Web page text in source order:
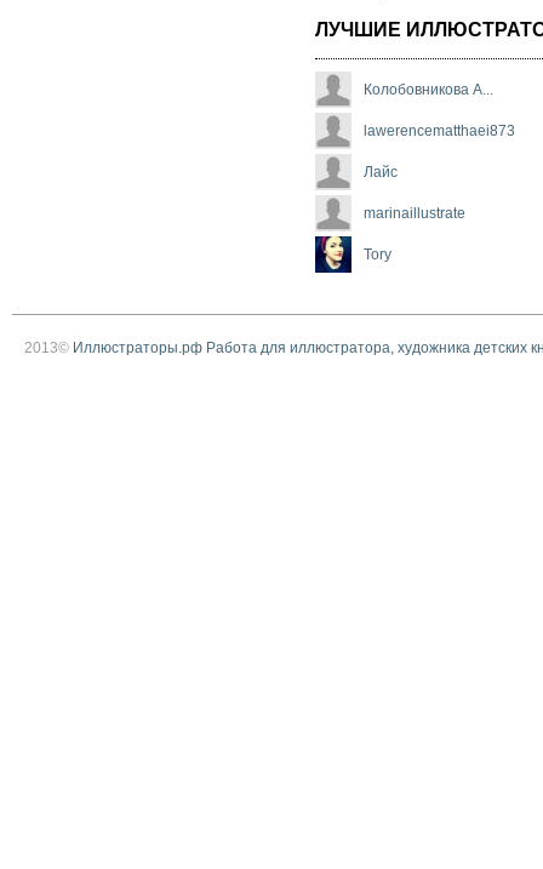
ЛУЧШИЕ
Колобовникова А...
lawerencematthaei873
Лайс
marinaillustrate
Tory
2013© Иллюстраторы.рф Работа для иллюстратора, художника детских